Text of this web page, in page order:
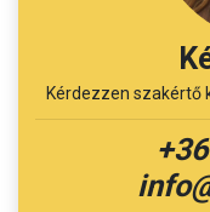
Kérdezzen szakértő